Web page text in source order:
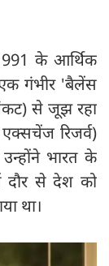
के आर्थिक
गंभीर 'बैलेंस
से जूझ रहा
रिजर्व)
भारत के
दौर से देश को
था।